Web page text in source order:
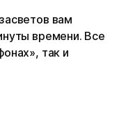
вам
времени. Все
так и